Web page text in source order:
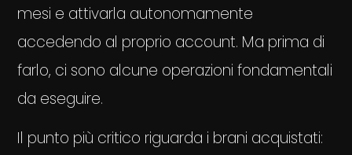
mesi e attivarla autonomamente
accedendo al proprio account. Ma prima di
farlo, ci sono alcune operazioni fondamentali
da eseguire.
Il punto più critico riguarda i brani acquistati: